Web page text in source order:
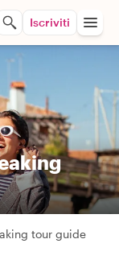
Iscriviti
tour guide